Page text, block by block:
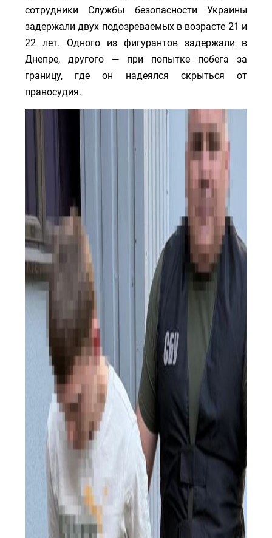
сотрудники Службы безопасности Украины
задержали двух подозреваемых в возрасте 21 и
22 лет. Одного из фигурантов задержали в
Днепре, другого — при попытке побега за
границу, где он надеялся скрыться от
правосудия.